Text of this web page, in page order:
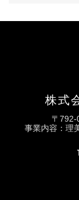
株式
〒792-
事業内容：理